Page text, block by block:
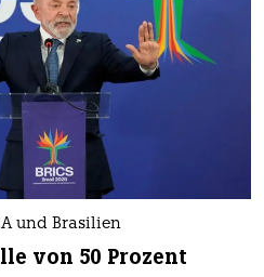
und Brasilien
von 50 Prozent